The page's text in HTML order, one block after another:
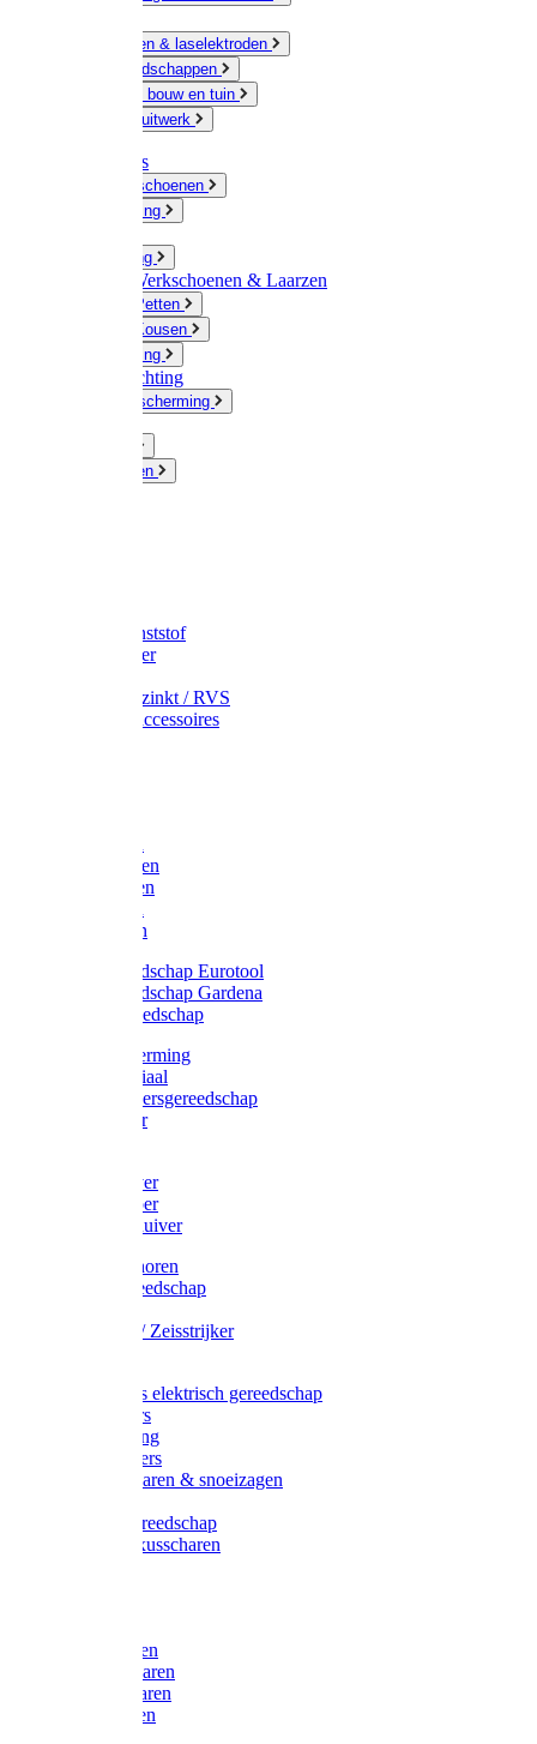
Slijpschijven & laselektroden
Handgereedschappen
IJzerwaren bouw en tuin
Hang en sluitwerk
Disposables
Werkhandschoenen
Regenkleding
Werkkleding
Wandel-/ Werkschoenen & Laarzen
Hoeden / Petten
Sokken / Kousen
Winterkleding
Winkelinrichting
Gelaatsbescherming
Knaagdieren
Emmer kunststof
Schepemmer
Emmer verzinkt / RVS
Regenton accessoires
Gazonharken
Asfaltharken
Hooiharken
Handgereedschap Eurotool
Handgereedschap Gardena
Kindergereedschap
Kniebescherming
Afzetmateriaal
Stratenmakersgereedschap
Straathamer
Mestschuiver
Mestschraper
Sneeuwschuiver
Zeis toebehoren
Baggergereedschap
Wetstenen / Zeisstrijker
Accessoires elektrisch gereedschap
Grasmaaiers
Tuinreiniging
Robotmaaiers
Heggenscharen & snoeizagen
Klussen gereedschap
Gras & buxusscharen
Snoeischaren
Heggenscharen
Takkenscharen
Snoeimessen